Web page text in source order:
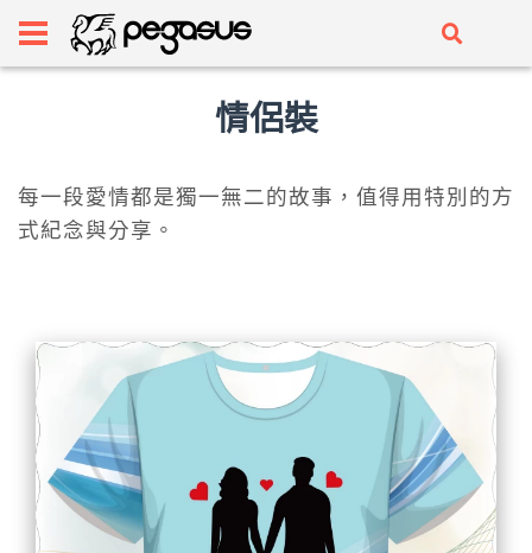
情侶裝
每一段愛情都是獨一無二的故事，值得用特別的方
式紀念與分享。